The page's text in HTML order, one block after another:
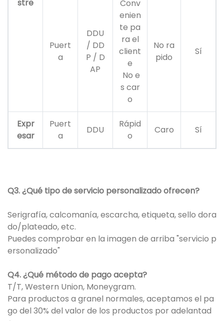
stre
Puert
a
DDU
/ DD
P / D
AP
Conv
enien
te pa
ra el
client
e
No e
s car
o
No ra
pido
Sí
Expr
esar
Puert
a
DDU
Rápid
o
Caro Sí
Q3. ¿Qué tipo de servicio personalizado ofrecen?
Serigrafía, calcomanía, escarcha, etiqueta, sello dora
do/plateado, etc.
Puedes comprobar en la imagen de arriba "servicio p
ersonalizado"
Q4. ¿Qué método de pago acepta?
T/T, Western Union, Moneygram.
Para productos a granel normales, aceptamos el pa
go del 30% del valor de los productos por adelantad